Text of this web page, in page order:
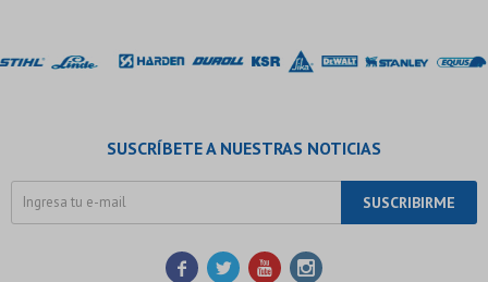
SUSCRÍBETE A NUESTRAS NOTICIAS
SUSCRIBIRME
   